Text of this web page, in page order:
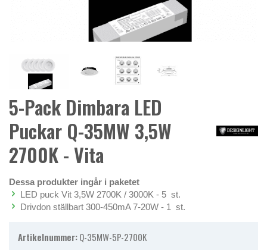
5-Pack Dimbara LED
Puckar Q-35MW 3,5W
2700K - Vita
Dessa produkter ingår i paketet
LED puck Vit 3,5W 2700K / 3000K - 5 st.
Drivdon ställbart 300-450mA 7-20W - 1 st.
Artikelnummer:Q-35MW-5P-2700K